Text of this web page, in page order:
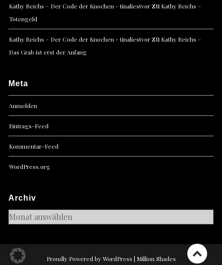
Kathy Reichs – Der Code der Knochen - tinaliestvorzu Kathy Reichs –
Totengeld
Kathy Reichs – Der Code der Knochen - tinaliestvorzu Kathy Reichs –
Das Grab ist erst der Anfang
Meta
Anmelden
Eintrags-Feed
Kommentar-Feed
WordPress.org
Archiv
Archiv
Proudly Powered by WordPress | Million Shades